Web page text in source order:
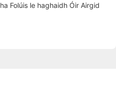
Folúis le haghaidh Óir Airgid